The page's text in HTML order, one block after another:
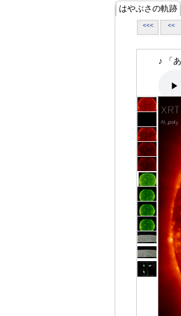
はやぶさの軌跡
<<< <<
♪ 「